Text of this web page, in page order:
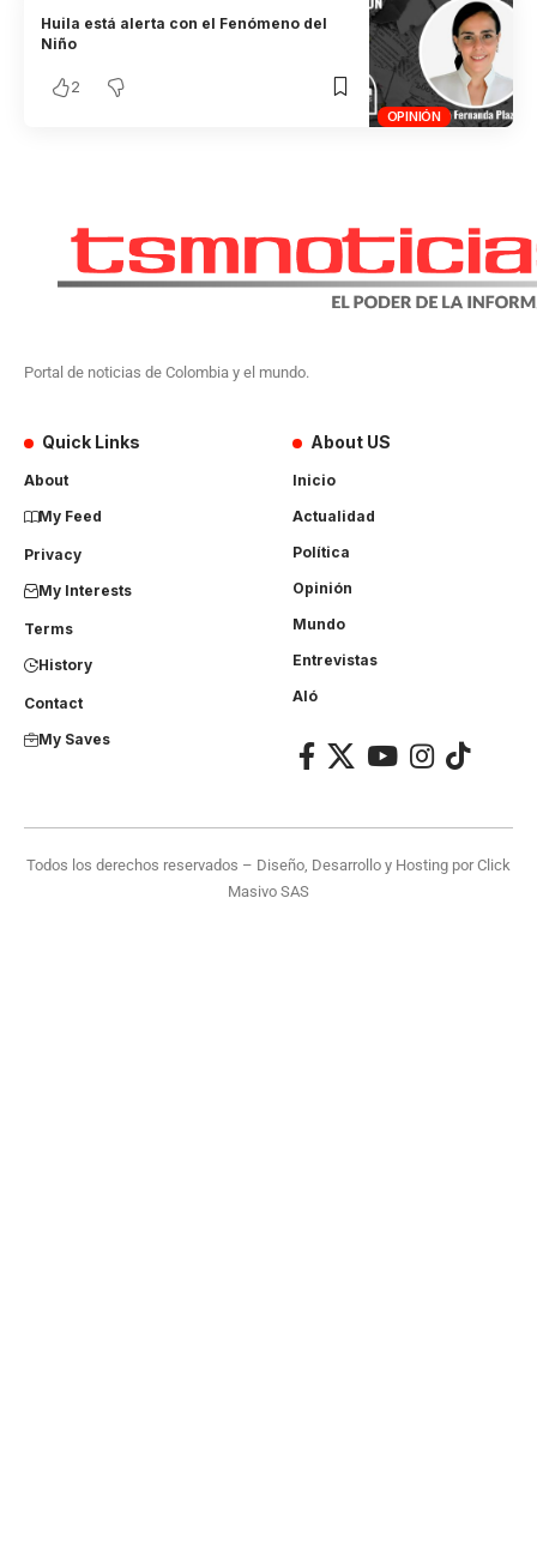
OPINIÓN
Huila está alerta con el Fenómeno del
Niño
2
Portal de noticias de Colombia y el mundo.
Quick Links
About
My Feed
Privacy
My Interests
Terms
History
Contact
My Saves
About US
Inicio
Actualidad
Política
Opinión
Mundo
Entrevistas
Aló
Todos los derechos reservados – Diseño, Desarrollo y Hosting porClick
Masivo SAS